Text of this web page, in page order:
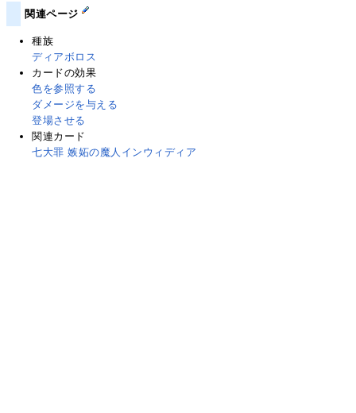
関連ページ
種族
ディアボロス
カードの効果
色を参照する
ダメージを与える
登場させる
関連カード
七大罪 嫉妬の魔人インウィディア